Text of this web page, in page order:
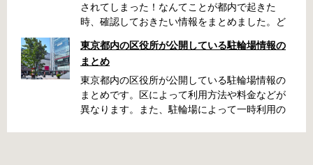
されてしまった！なんてことが都内で起きた
時、確認しておきたい情報をまとめました。ど
くらい？なんて疑問が浮かぶかと思います。事
前に確認していざという時対処しましょう。 千
代田区 / 新宿区 / 品川区 / 港区 / 中央区 / 大田区
/ 北区 / 墨田区 / 渋谷区 / 葛飾区 千代田区で撤去
された場合 猿楽町保管場所 住所 千代田区神田
東京都内の区役所が公開している駐輪場情報の
まとめ
東京都内の区役所が公開している駐輪場情報の
まとめです。区によって利用方法や料金などが
異なります。また、駐輪場によって一時利用の